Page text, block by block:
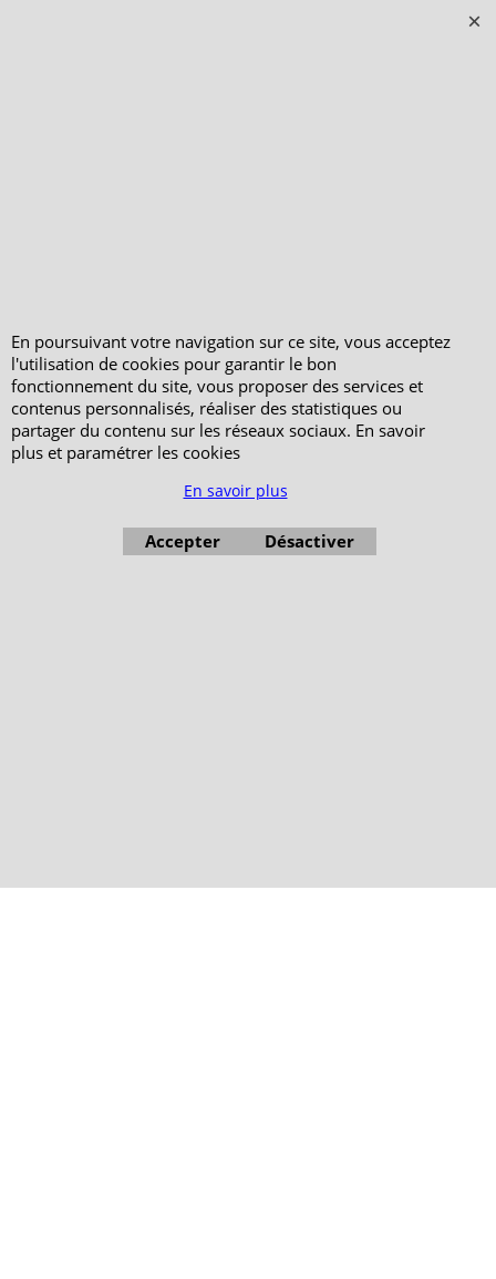
En poursuivant votre navigation sur ce site, vous acceptez
l'utilisation de cookies pour garantir le bon
fonctionnement du site, vous proposer des services et
contenus personnalisés, réaliser des statistiques ou
partager du contenu sur les réseaux sociaux. En savoir
plus et paramétrer les cookies
En savoir plus
Accepter Désactiver